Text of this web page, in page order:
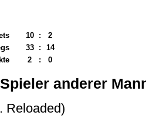
10 :
2
33 :
14
2 : 0
anderer
Reloaded)